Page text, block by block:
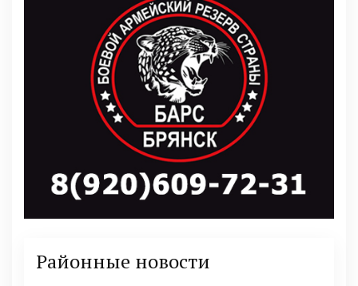
Районные новости